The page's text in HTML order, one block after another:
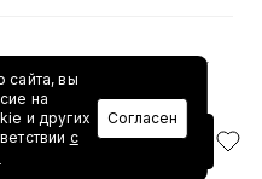
сайта, вы
на
и других
с
Согласен